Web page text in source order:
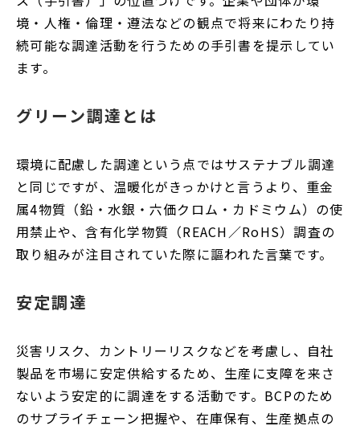
境・人権・倫理・遵法などの観点で将来にわたり持
続可能な調達活動を行うための手引書を提示してい
ます。
グリーン調達とは
環境に配慮した調達という点ではサステナブル調達
と同じですが、温暖化がきっかけと言うより、重金
属4物質（鉛・水銀・六価クロム・カドミウム）の使
用禁止や、含有化学物質（REACH／RoHS）調査の
取り組みが注目されていた際に謳われた言葉です。
安定調達
災害リスク、カントリーリスクなどを考慮し、自社
製品を市場に安定供給するため、生産に支障を来さ
ないよう安定的に調達をする活動です。BCPのため
のサプライチェーン把握や、在庫保有、生産拠点の